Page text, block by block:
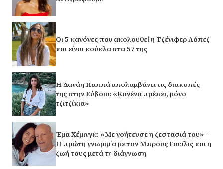
Οι 5 κανόνες που ακολουθεί η Τζένιφερ Λόπεζ
και είναι κούκλα στα 57 της
Η Δανάη Παππά απολαμβάνει τις διακοπές
της στην Εύβοια: «Κανένα πρέπει, μόνο
τζιτζίκια»
Έμα Χέμινγκ: «Με γοήτευσε η ζεστασιά του» –
Η πρώτη γνωριμία με τον Μπρους Γουίλις και η
ζωή τους μετά τη διάγνωση